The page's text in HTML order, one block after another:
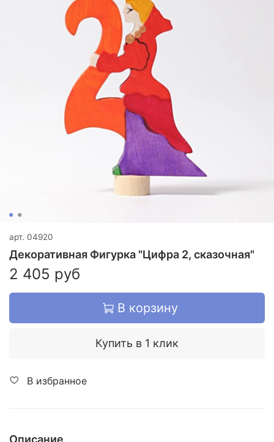
арт. 04920
Декоративная Фигурка "Цифра 2, сказочная"
2 405 руб
В корзину
Купить в 1 клик
В избранное
Описание